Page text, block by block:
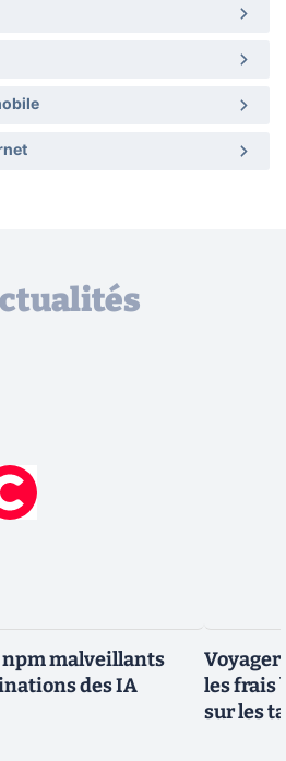
npm malveillants
des IA
les frais
sur les